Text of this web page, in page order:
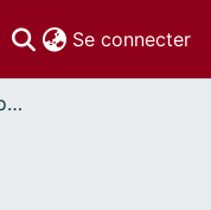
Se connecter
Faculté des sciences sociales // Faculty of Social Sciences